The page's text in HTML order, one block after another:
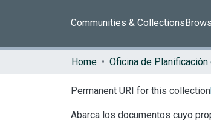
Communities & Collections
Home
Permanent URI for this collection
Abarca los documentos cuyo